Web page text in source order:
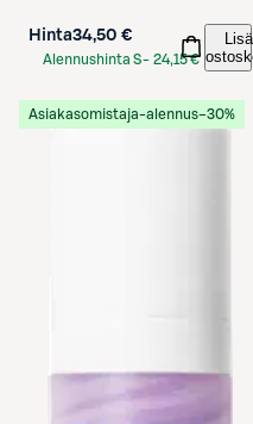
Hinta34,50 €
Alennushinta S- 24,15 €
Asiakasomistaja-alennus−30%